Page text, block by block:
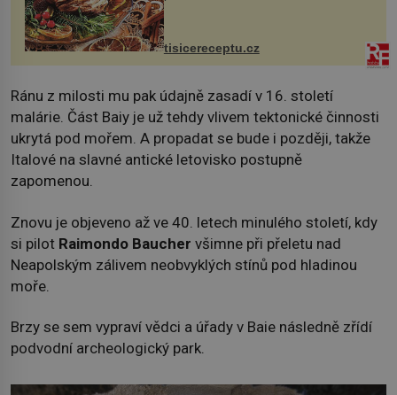
nakrmíte poměrně hodně hladových
krků. Ingredience sádlo 3 kg šunky
vcelku 3 stroužky česneku hl...
tisicereceptu.cz
Ránu z milosti mu pak údajně zasadí v 16. století
malárie. Část Baiy je už tehdy vlivem tektonické činnosti
ukrytá pod mořem. A propadat se bude i později, takže
Italové na slavné antické letovisko postupně
zapomenou.
Znovu je objeveno až ve 40. letech minulého století, kdy
si pilot Raimondo Baucher všimne při přeletu nad
Neapolským zálivem neobvyklých stínů pod hladinou
moře.
Brzy se sem vypraví vědci a úřady v Baie následně zřídí
podvodní archeologický park.